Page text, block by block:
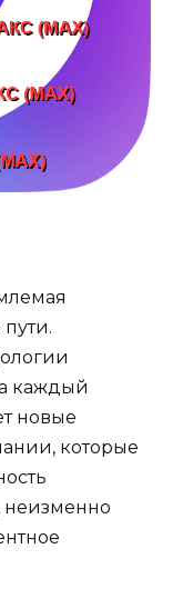
каждый
новые
которые
неизменно